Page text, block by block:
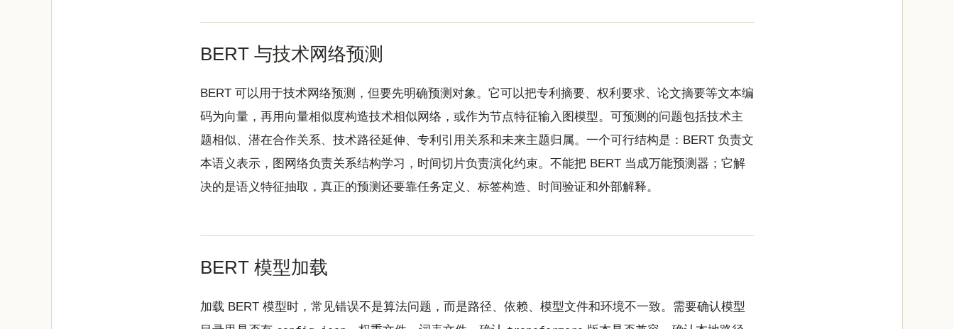
BERT 与技术网络预测
BERT 可以用于技术网络预测，但要先明确预测对象。它可以把专利摘要、权利要求、论文摘要等文本编
码为向量，再用向量相似度构造技术相似网络，或作为节点特征输入图模型。可预测的问题包括技术主
题相似、潜在合作关系、技术路径延伸、专利引用关系和未来主题归属。一个可行结构是：BERT 负责文
本语义表示，图网络负责关系结构学习，时间切片负责演化约束。不能把 BERT 当成万能预测器；它解
决的是语义特征抽取，真正的预测还要靠任务定义、标签构造、时间验证和外部解释。
BERT 模型加载
加载 BERT 模型时，常见错误不是算法问题，而是路径、依赖、模型文件和环境不一致。需要确认模型